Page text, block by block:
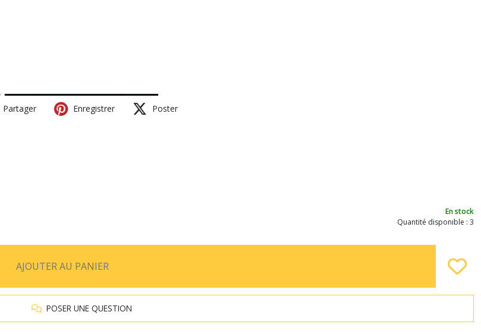
Partager Enregistrer Poster
En stock
Quantité disponible : 3
AJOUTER AU PANIER
POSER UNE QUESTION